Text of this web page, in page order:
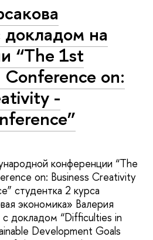
на
“The 1st
on:
-
конференции “The
on: Business Creativity
студентка 2 курса
экономика» Валерия
с докладом “Difficulties in
Development Goals